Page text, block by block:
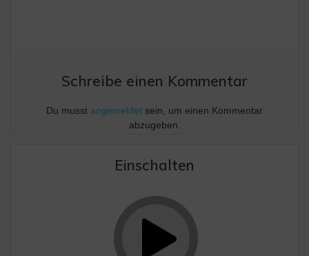
Schreibe einen Kommentar
Du musst angemeldet sein, um einen Kommentar
abzugeben.
Einschalten